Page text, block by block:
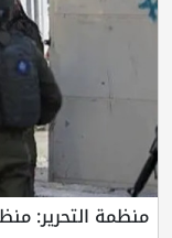
منظمة التحرير: